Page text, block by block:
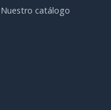
Nuestro catálogo